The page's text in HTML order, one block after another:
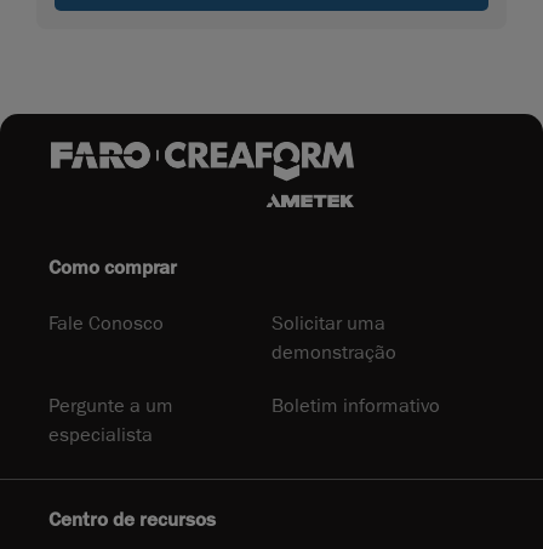
Como comprar
Fale Conosco
Solicitar uma
demonstração
Pergunte a um
especialista
Boletim informativo
Centro de recursos